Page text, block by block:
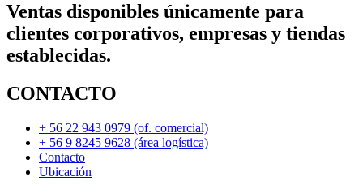
Ventas disponibles únicamente para
clientes corporativos, empresas y tiendas
establecidas.
CONTACTO
+ 56 22 943 0979 (of. comercial)
+ 56 9 8245 9628 (área logística)
Contacto
Ubicación